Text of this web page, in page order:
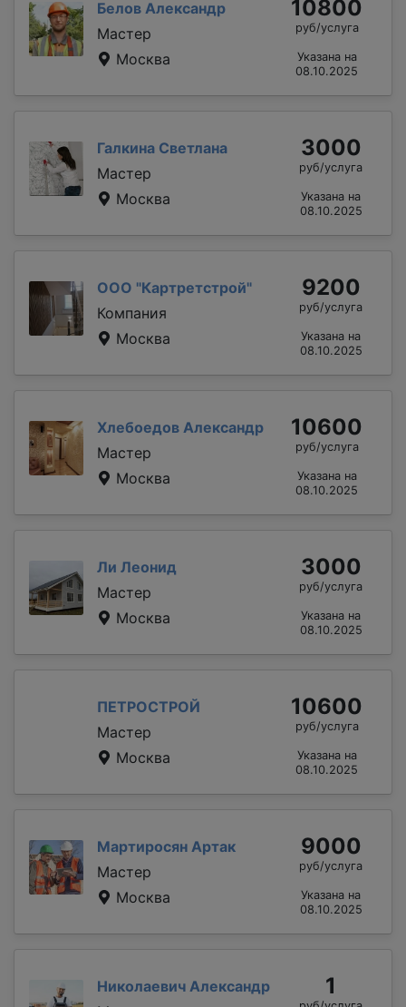
Белов Александр
Мастер
Москва
10800
руб/услуга
Указана на
08.10.2025
Галкина Светлана
Мастер
Москва
3000
руб/услуга
Указана на
08.10.2025
ООО "Картретстрой"
Компания
Москва
9200
руб/услуга
Указана на
08.10.2025
Хлебоедов Александр
Мастер
Москва
10600
руб/услуга
Указана на
08.10.2025
Ли Леонид
Мастер
Москва
3000
руб/услуга
Указана на
08.10.2025
ПЕТРОСТРОЙ
Мастер
Москва
10600
руб/услуга
Указана на
08.10.2025
Мартиросян Артак
Мастер
Москва
9000
руб/услуга
Указана на
08.10.2025
Николаевич Александр
1